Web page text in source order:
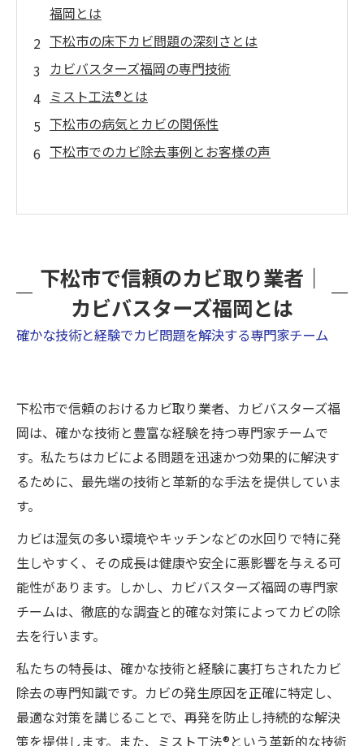
福岡とは
下松市の床下カビ問題の深刻さとは
カビバスターズ福岡の専門技術
ミスト工法®とは
下松市の病気とカビの関係性
下松市でのカビ除去事例とお客様の声
下松市で信頼のカビ取り業者｜
カビバスターズ福岡とは
確かな技術と経験でカビ問題を解決する専門家チーム
下松市で信頼のおけるカビ取り業者、カビバスターズ福
岡は、確かな技術と豊富な経験を持つ専門家チームで
す。私たちはカビによる問題を迅速かつ効果的に解決す
るために、最先端の技術と革新的な手法を提供していま
す。
カビは湿気の多い環境やキッチンなどの水回りで特に発
生しやすく、その成長は健康や安全に悪影響を与える可
能性があります。しかし、カビバスターズ福岡の専門家
チームは、徹底的な調査と的確な対策によってカビの除
去を行います。
私たちの特長は、確かな技術と経験に裏打ちされたカビ
除去の専門知識です。カビの発生原因を正確に特定し、
最適な対策を講じることで、再発を防止し持続的な解決
策を提供します。また、ミスト工法®という革新的な技術